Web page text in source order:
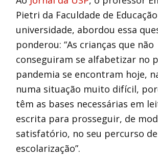
Pietri da Faculdade de
universidade, abordou essa
ponderou: “As crianças que não
conseguiram se alfabetizar no
pandemia se encontram hoje,
numa situação muito difícil,
têm as bases necessárias em
escrita para prosseguir, de
satisfatório, no seu percurso de
escolarização”.